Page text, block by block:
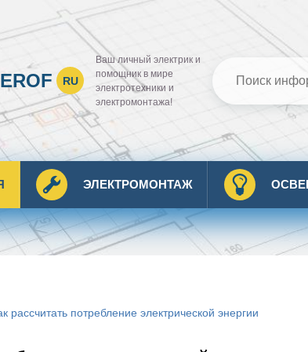
RU
Ваш личный электрик и
помощник в мире
электротехники и
электромонтажа!
ЭЛЕКТРОМОНТАЖ
рассчитать потребление электрической энергии